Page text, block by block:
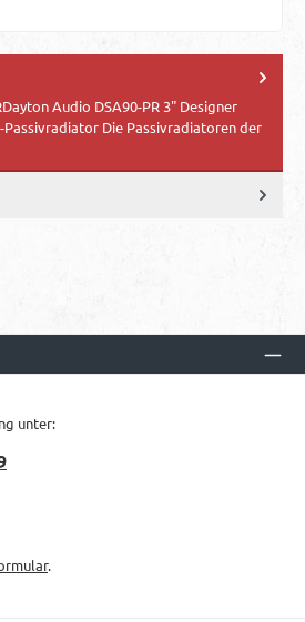
Audio DSA90-PR 3" Designer
Passivradiator Die Passivradiatoren der
unter:
.